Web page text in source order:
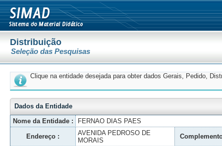
Distribuição
Seleção das Pesquisas
Clique na entidade desejada para obter dados Gerais, Pedido,
Dados da Entidade
Nome da Entidade :
FERNAO DIAS PAES
Endereço :
AVENIDA PEDROSO DE
MORAIS